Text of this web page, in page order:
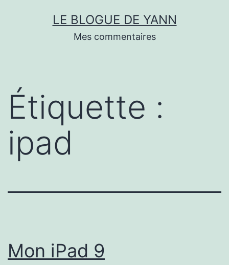
LE BLOGUE DE YANN
Mes commentaires
Étiquette :
ipad
Mon iPad 9